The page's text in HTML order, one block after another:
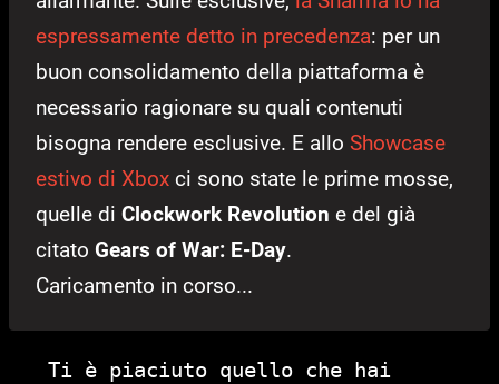
espressamente detto in precedenza: per un
buon consolidamento della piattaforma è
necessario ragionare su quali contenuti
bisogna rendere esclusive. E allo Showcase
estivo di Xbox ci sono state le prime mosse,
quelle di Clockwork Revolution e del già
citato Gears of War: E-Day.
Caricamento in corso...
Ti è piaciuto quello che hai